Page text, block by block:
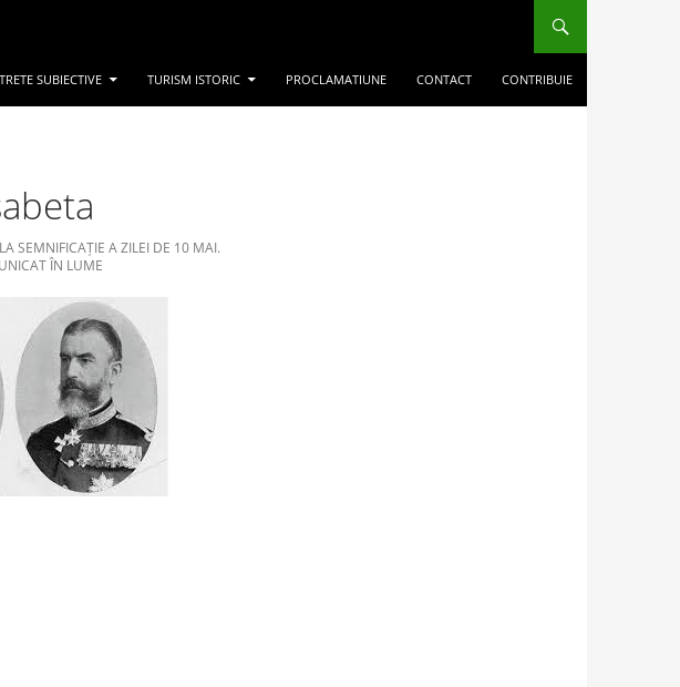
SUBIECTIVE TURISM ISTORIC PROCLAMATIUNE CONTACT CONTRIBUIE
SEMNIFICAȚIE A ZILEI DE 10 MAI.
ÎN LUME